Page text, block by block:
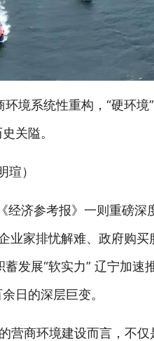
境系统性重构，“硬环
关隘。
瑄）
经济参考报》一则重磅深
业家排忧解难、政府购
发展“软实力” 辽宁加
日的深层巨变。
营商环境建设而言，不仅